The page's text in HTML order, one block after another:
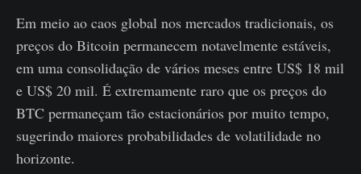
Em meio ao caos global nos mercados tradicionais, os
preços do Bitcoin permanecem notavelmente estáveis,
em uma consolidação de vários meses entre US$ 18 mil
e US$ 20 mil. É extremamente raro que os preços do
BTC permaneçam tão estacionários por muito tempo,
sugerindo maiores probabilidades de volatilidade no
horizonte.